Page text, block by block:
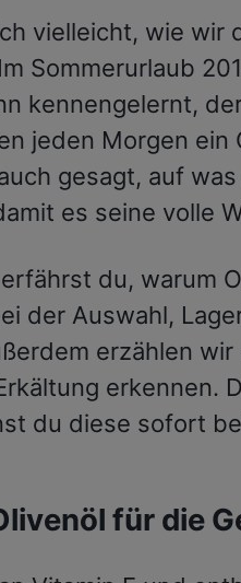
vielleicht, wie wir
Sommerurlaub
kennengelernt,
jeden Morgen ein
gesagt, auf
es seine volle
du, warum
der Auswahl,
erzählen
erkennen.
du diese sofort
für die